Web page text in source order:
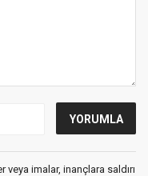
imalar, inançlara saldırı